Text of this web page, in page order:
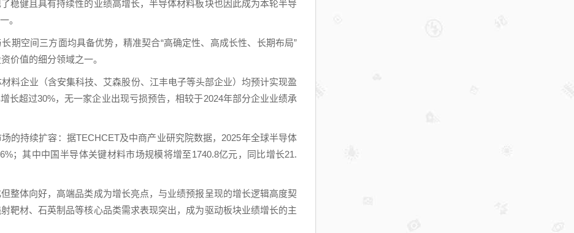
稳健且具有持续性的业绩高增长，半导体材料板块也因此成为本轮半导
。
期空间三方面均具备优势，精准契合“高确定性、高成长性、长期布局”
价值的细分领域之一。
料企业（含安集科技、艾森股份、江丰电子等头部企业）均预计实现盈
长超过30%，无一家企业出现亏损预告，相较于2024年部分企业业绩承
的持续扩容：据TECHCET及中商产业研究院数据，2025年全球半导体
；其中中国半导体关键材料市场规模将增至1740.8亿元，同比增长21.
整体向好，高端品类成为增长亮点，与业绩预报呈现的增长逻辑高度契
靶材、石英制品等核心品类需求表现突出，成为驱动板块业绩增长的主